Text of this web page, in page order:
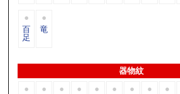
百
足
竜
器物紋